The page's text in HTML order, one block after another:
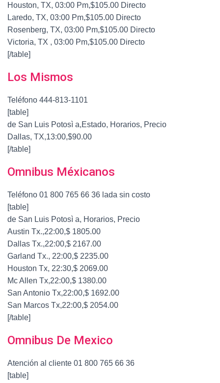
Houston, TX, 03:00 Pm,$105.00 Directo
Laredo, TX, 03:00 Pm,$105.00 Directo
Rosenberg, TX, 03:00 Pm,$105.00 Directo
Victoria, TX , 03:00 Pm,$105.00 Directo
[/table]
Los Mismos
Teléfono 444-813-1101
[table]
de San Luis Potosì a,Estado, Horarios, Precio
Dallas, TX,13:00,$90.00
[/table]
Omnibus Méxicanos
Teléfono 01 800 765 66 36 lada sin costo
[table]
de San Luis Potosì a, Horarios, Precio
Austin Tx.,22:00,$ 1805.00
Dallas Tx.,22:00,$ 2167.00
Garland Tx., 22:00,$ 2235.00
Houston Tx, 22:30,$ 2069.00
Mc Allen Tx,22:00,$ 1380.00
San Antonio Tx,22:00,$ 1692.00
San Marcos Tx,22:00,$ 2054.00
[/table]
Omnibus De Mexico
Atención al cliente 01 800 765 66 36
[table]